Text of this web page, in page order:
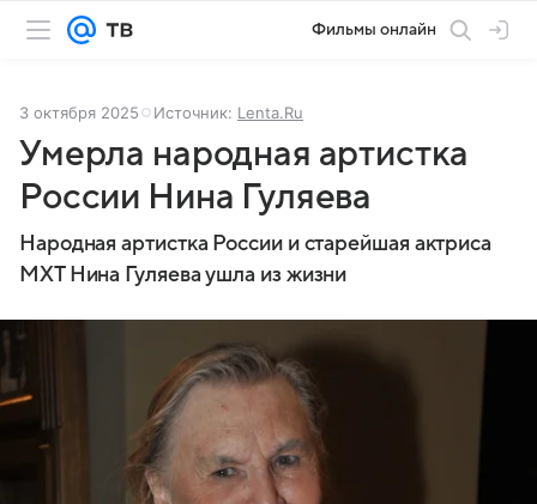
Фильмы онлайн
3 октября 2025 Источник: Lenta.Ru
Умерла народная артистка
России Нина Гуляева
Народная артистка России и старейшая актриса
МХТ Нина Гуляева ушла из жизни